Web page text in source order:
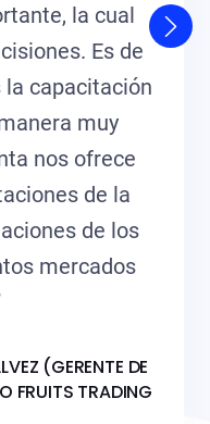
la cual
Es de
capacitación
muy
nos ofrece
de la
de los
mercados
(GERENTE DE
FRUITS TRADING